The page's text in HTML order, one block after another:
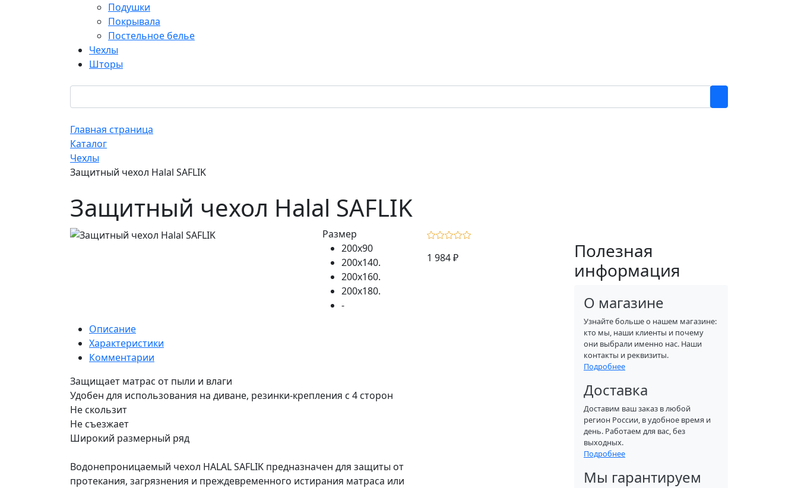
Подушки
Покрывала
Постельное белье
Чехлы
Шторы
Главная страница
Каталог
Чехлы
Защитный чехол Halal SAFLIK
Защитный чехол Halal SAFLIK
Размер
200x90
200х140.
200х160.
200х180.
-
1 984 ₽
Описание
Характеристики
Комментарии
Защищает матрас от пыли и влаги
Удобен для использования на диване, резинки-крепления с 4 сторон
Не скользит
Не съезжает
Широкий размерный ряд
Водонепроницаемый чехол HALAL SAFLIK предназначен для защиты от
протекания, загрязнения и преждевременного истирания матраса или
Полезная
информация
О магазине
Узнайте больше о нашем магазине:
кто мы, наши клиенты и почему
они выбрали именно нас. Наши
контакты и реквизиты.
Подробнее
Доставка
Доставим ваш заказ в любой
регион России, в удобное время и
день. Работаем для вас, без
выходных.
Подробнее
Мы гарантируем